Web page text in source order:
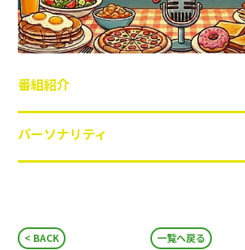
番組紹介
パーソナリティ
BACK 一覧へ戻る